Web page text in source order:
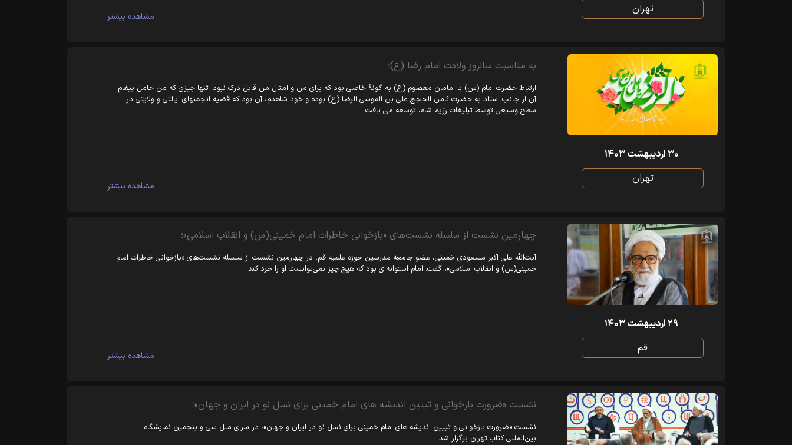
تهران
مشاهده بیشتر
۳۰ اردیبهشت ۱۴۰۳
تهران
به مناسبت سالروز ولادت امام رضا (ع)؛
ارتباط حضرت امام (س) با امامان معصوم (ع) به گونۀ خاصی بود که برای من و امثال من قابل درک نبود. تنها چیزی که من حامل پیغام
آن از جانب استاد به حضرت ثامن ‏الحجج علی بن الموسی ‏الرضا (ع) بوده و خود شاهدم، آن بود که قضیه انجمنهای ایالتی و ولایتی در
سطح وسیعی توسط تبلیغات رژیم شاه، توسعه می‏ یافت.
مشاهده بیشتر
۲۹ اردیبهشت ۱۴۰۳
قم
چهارمین نشست از سلسله نشست‌های «بازخوانی خاطرات امام خمینی(س) و انقلاب اسلامی»؛
آیت‌الله علی اکبر مسعودی خمینی، عضو جامعه مدرسین حوزه علمیه قم، در چهارمین نشست از سلسله نشست‌های «بازخوانی خاطرات امام
خمینی(س) و انقلاب اسلامی»، گفت: امام استوانه‌ای بود که هیچ چیز نمی‌توانست او را خرد کند.
مشاهده بیشتر
نشست «ضرورت بازخوانی و تبیین اندیشه های امام خمینی برای نسل نو در ایران و جهان»؛
نشست «ضرورت بازخوانی و تبیین اندیشه های امام خمینی برای نسل نو در ایران و جهان»، در سرای ملل سی و پنجمین نمایشگاه
بین‌المللی کتاب تهران برگزار شد.